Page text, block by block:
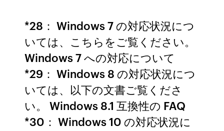
*28： Windows 7 の対応状況につ
いては、こちらをご覧ください。
Windows 7 への対応について
*29： Windows 8 の対応状況につ
いては、以下の文書ご覧くださ
い。 Windows 8.1 互換性の FAQ
*30： Windows 10 の対応状況に